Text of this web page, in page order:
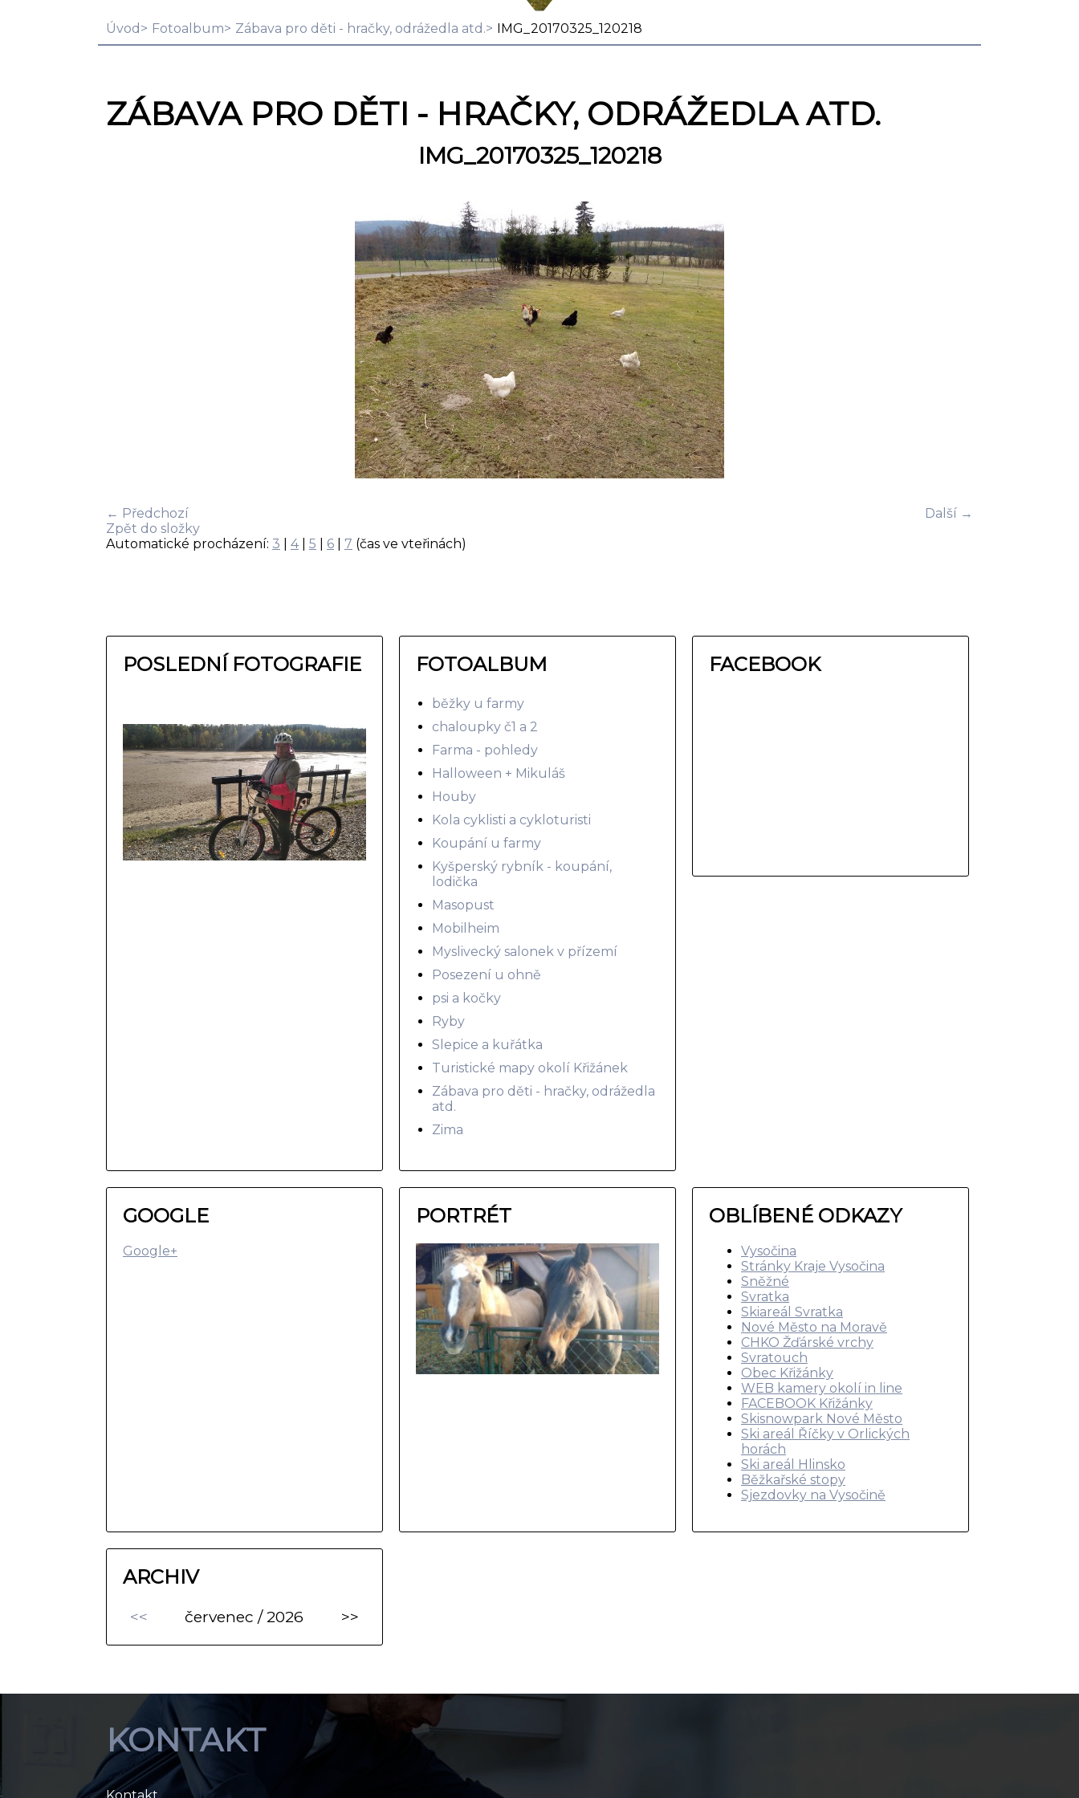
Úvod Fotoalbum Zábava pro děti - hračky, odrážedla atd. IMG_20170325_120218
ZÁBAVA PRO DĚTI - HRAČKY, ODRÁŽEDLA ATD.
IMG_20170325_120218
← Předchozí
Další →
Zpět do složky
Automatické procházení: 3 4| 5 6 7 (čas ve vteřinách)
POSLEDNÍ FOTOGRAFIE FOTOALBUM
běžky u farmy
chaloupky č1 a 2
Farma - pohledy
Halloween + Mikuláš
Houby
Kola cyklisti a cykloturisti
Koupání u farmy
Kyšperský rybník - koupání,
lodička
Masopust
Mobilheim
Myslivecký salonek v přízemí
Posezení u ohně
psi a kočky
Ryby
Slepice a kuřátka
Turistické mapy okolí Křižánek
Zábava pro děti - hračky, odrážedla
atd.
Zima
FACEBOOK
GOOGLE
Google+
PORTRÉT OBLÍBENÉ ODKAZY
Vysočina
Stránky Kraje Vysočina
Sněžné
Svratka
Skiareál Svratka
Nové Město na Moravě
CHKO Žďárské vrchy
Svratouch
Obec Křižánky
WEB kamery okolí in line
FACEBOOK Křižánky
Skisnowpark Nové Město
Ski areál Říčky v Orlických
horách
Ski areál Hlinsko
Běžkařské stopy
Sjezdovky na Vysočině
ARCHIV
<< červenec / 2026 >>
KONTAKT